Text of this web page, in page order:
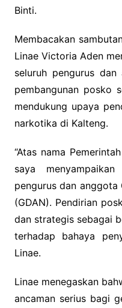
Binti.
Membacakan
Linae Victoria Aden
seluruh pengurus
pembangunan posko
mendukung upaya
narkotika di Kalteng.
“Atas nama
saya
pengurus dan
(GDAN). Pendirian
dan strategis sebagai
terhadap bahaya
Linae.
Linae menegaskan
ancaman serius bagi